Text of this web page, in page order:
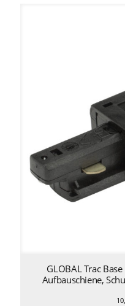
GLOBAL Trac
Aufbauschiene,